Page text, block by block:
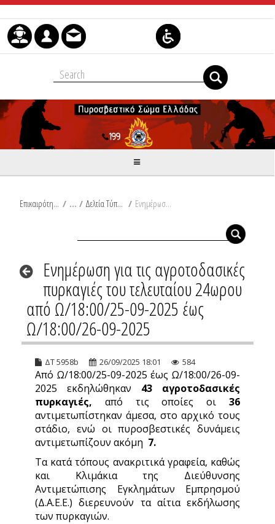
Μετάβαση στο περιεχόμενο
Επικαιρότητα / Δελτία Τύπου / Ενημέρωση για τις αγροτοδασικές πυρκαγιές του τελευταίου 24ωρου από Ω/18:00/25-09-2025 έως Ω/18:00/26-09-2025
Ενημέρωση για τις αγροτοδασικές
πυρκαγιές του τελευταίου 24ωρου
από Ω/18:00/25-09-2025 έως
Ω/18:00/26-09-2025
ΔΤ 5958b 26/09/2025 18:01 584
Από Ω/18:00/25-09-2025 έως Ω/18:00/26-09-
2025 εκδηλώθηκαν 43 αγροτοδασικές
πυρκαγιές, από τις οποίες οι 36
αντιμετωπίστηκαν άμεσα, στο αρχικό τους
στάδιο, ενώ οι πυροσβεστικές δυνάμεις
αντιμετωπίζουν ακόμη 7.
Τα κατά τόπους ανακριτικά γραφεία, καθώς
και Κλιμάκια της Διεύθυνσης
Αντιμετώπισης Εγκλημάτων Εμπρησμού
(Δ.Α.Ε.Ε.) διερευνούν τα αίτια εκδήλωσης
των πυρκαγιών.